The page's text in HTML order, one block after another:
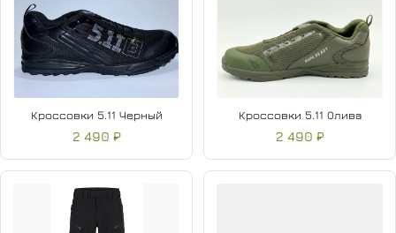
Кроссовки 5.11 Черный
2 490 ₽
Кроссовки 5.11 Олива
2 490 ₽